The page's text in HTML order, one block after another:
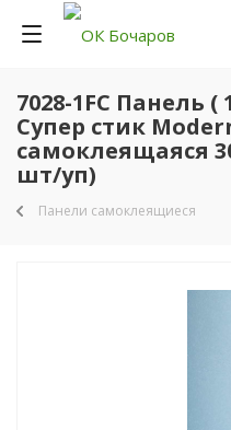
7028-1FC Панель (
Супер стик
самоклеящаяся
шт/уп)
Панели самоклеящиеся